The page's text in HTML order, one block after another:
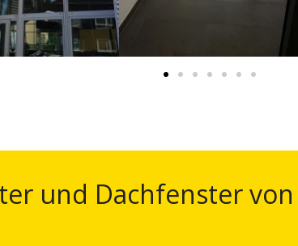
und Dachfenster von